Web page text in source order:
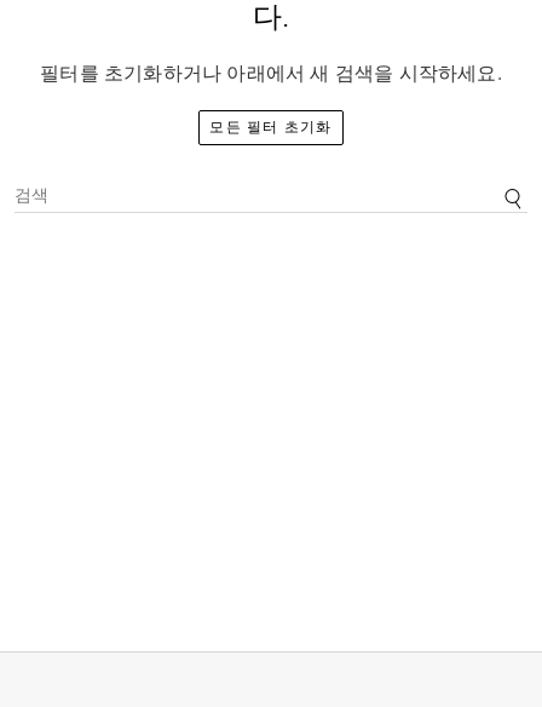
다.
필터를 초기화하거나 아래에서 새 검색을 시작하세요.
모든 필터 초기화